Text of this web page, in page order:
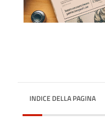
INDICE DELLA PAGINA